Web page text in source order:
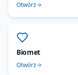
Otwórz
Biomet
Otwórz